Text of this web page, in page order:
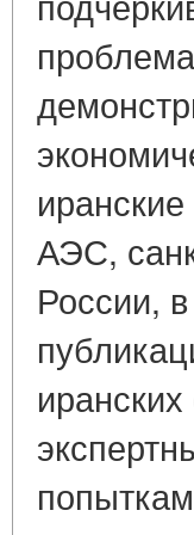
АЭС,
России,